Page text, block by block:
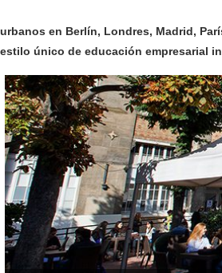
urbanos en Berlín, Londres, Madrid,
estilo único de educación empresarial